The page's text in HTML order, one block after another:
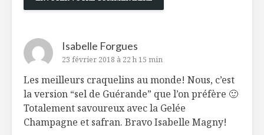
Isabelle Forgues
23 février 2018 à 22 h 15 min
Les meilleurs craquelins au monde! Nous, c’est
la version “sel de Guérande” que l’on préfère 🙂
Totalement savoureux avec la Gelée
Champagne et safran. Bravo Isabelle Magny!